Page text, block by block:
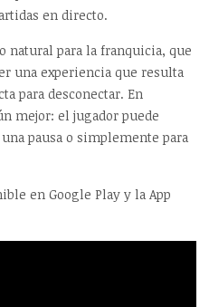
en directo.
natural para la franquicia, que
una experiencia que resulta
para desconectar. En
mejor: el jugador puede
pausa o simplemente para
en Google Play y la App